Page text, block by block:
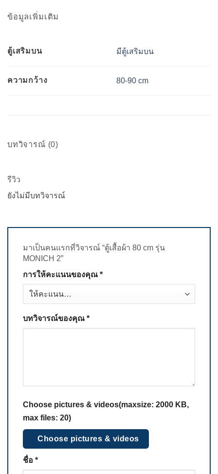
ข้อมูลเพิ่มเติม
ตู้เสริมบน มีตู้เสริมบน
ความกว้าง 80-90 cm
บทวิจารณ์ (0)
รีวิว
ยังไม่มีบทวิจารณ์
มาเป็นคนแรกที่วิจารณ์ “ตู้เสื้อผ้า 80 cm รุ่น
MONICH 2”
การให้คะแนนของคุณ *
บทวิจารณ์ของคุณ *
Choose pictures & videos(maxsize: 2000 KB,
max files: 20)
Choose pictures & videos
ชื่อ *